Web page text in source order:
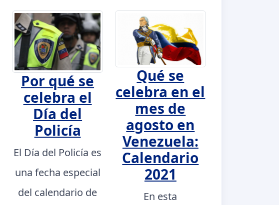
Por qué se
celebra el
Día del
Policía
El Día del Policía es
una fecha especial
del calendario de
Qué se
celebra en el
mes de
agosto en
Venezuela:
Calendario
2021
En esta